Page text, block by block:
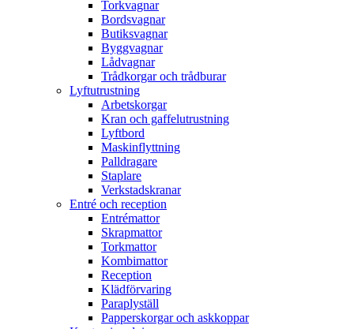
Torkvagnar
Bordsvagnar
Butiksvagnar
Byggvagnar
Lådvagnar
Trådkorgar och trådburar
Lyftutrustning
Arbetskorgar
Kran och gaffelutrustning
Lyftbord
Maskinflyttning
Palldragare
Staplare
Verkstadskranar
Entré och reception
Entrémattor
Skrapmattor
Torkmattor
Kombimattor
Reception
Klädförvaring
Paraplyställ
Papperskorgar och askkoppar